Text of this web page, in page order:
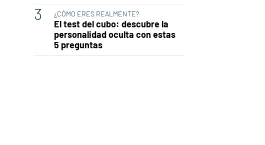
¿CÓMO ERES REALMENTE?
El test del cubo: descubre la
personalidad oculta con estas
5 preguntas